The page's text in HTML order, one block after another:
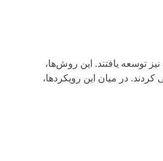
توسعه یافتند. این روش‌ها،
در میان این رویکردها،